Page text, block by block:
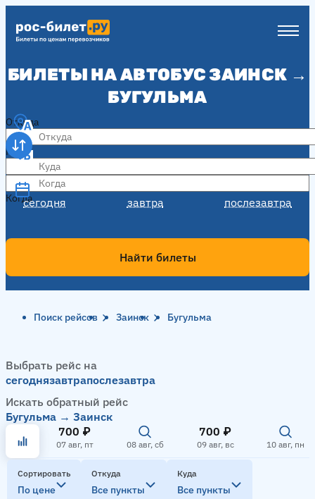
БИЛЕТЫ НА АВТОБУС ЗАИНСК →
БУГУЛЬМА
Откуда
Куда
Когда
сегодня завтра послезавтра
Когда
Найти билеты
Поиск рейсов Заинск Бугульма
Выбрать рейс на
сегоднязавтрапослезавтра
Искать обратный рейс
Бугульма → Заинск
700 ₽
07 авг, пт 08 авг, сб
700 ₽
09 авг, вс 10 авг, пн
Сортировать
По цене
Откуда
Все пункты
Куда
Все пункты